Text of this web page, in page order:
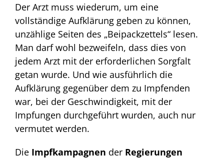
Der Arzt muss wiederum, um eine
vollständige Aufklärung geben zu können,
unzählige Seiten des „Beipackzettels“ lesen.
Man darf wohl bezweifeln, dass dies von
jedem Arzt mit der erforderlichen Sorgfalt
getan wurde. Und wie ausführlich die
Aufklärung gegenüber dem zu Impfenden
war, bei der Geschwindigkeit, mit der
Impfungen durchgeführt wurden, auch nur
vermutet werden.
Die Impfkampagnen der Regierungen